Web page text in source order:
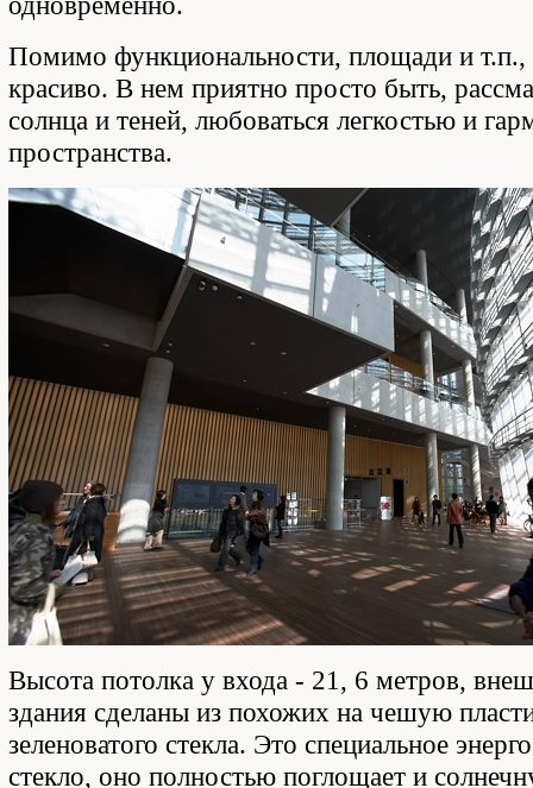
Помимо функциональности, площади и т.п.,
красиво. В нем приятно просто быть,
солнца и теней, любоваться легкостью и
пространства.
Высота потолка у входа - 21, 6 метров,
здания сделаны из похожих на чешую
зеленоватого стекла. Это специальное
стекло, оно полностью поглощает и